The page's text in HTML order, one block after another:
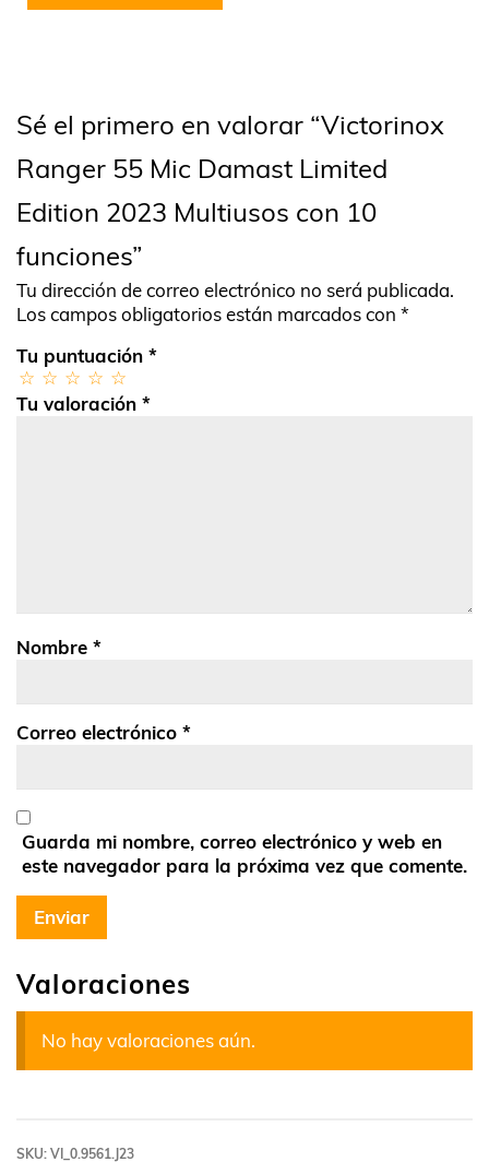
Valoraciones
No hay valoraciones aún.
Sé el primero en valorar “Victorinox
Ranger 55 Mic Damast Limited
Edition 2023 Multiusos con 10
funciones”
Tu dirección de correo electrónico no será publicada.
Los campos obligatorios están marcados con *
Tu puntuación *
Tu valoración *
Nombre *
Correo electrónico *
Guarda mi nombre, correo electrónico y web en
este navegador para la próxima vez que comente.
SKU: VI_0.9561.J23